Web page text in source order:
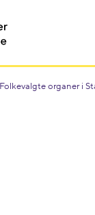
Folkevalgte organer i